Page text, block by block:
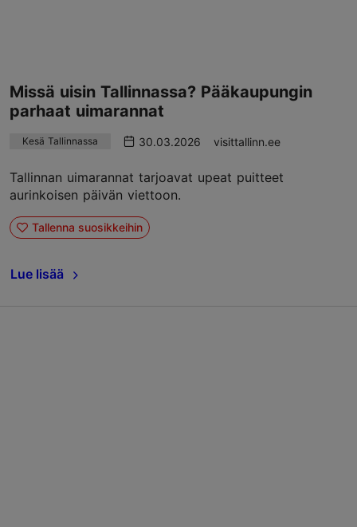
Missä uisin Tallinnassa? Pääkaupungin
parhaat uimarannat
Kesä Tallinnassa 30.03.2026 visittallinn.ee
Tallinnan uimarannat tarjoavat upeat puitteet
aurinkoisen päivän viettoon.
Tallenna suosikkeihin
Lue lisää